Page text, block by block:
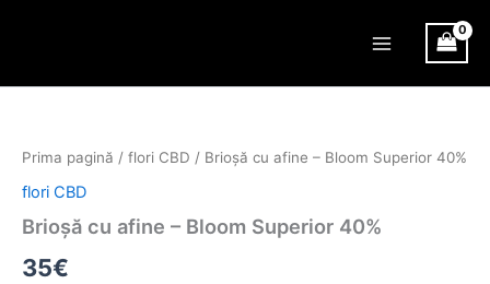
Menu
Prima pagină / flori CBD / Brioșă cu afine – Bloom Superior 40%
flori CBD
Brioșă cu afine – Bloom Superior 40%
35€
afine
-
Superior